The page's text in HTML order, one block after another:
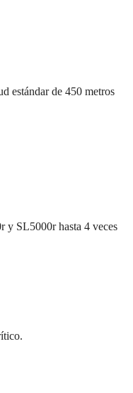
estándar de 450 metros
y SL5000r hasta 4 veces